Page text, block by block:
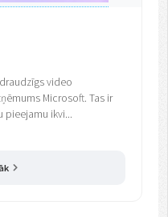
video
Microsoft. Tas ir
pieejamu ikvi...